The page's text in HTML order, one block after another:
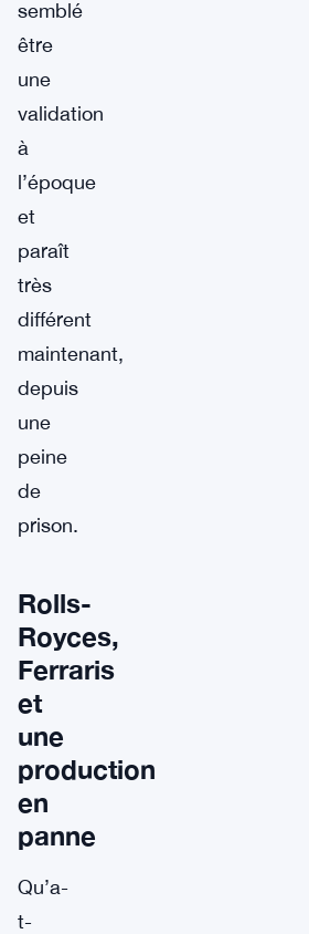
semblé
être
une
validation
à
l’époque
et
paraît
très
différent
maintenant,
depuis
une
peine
de
prison.
Rolls-
Royces,
Ferraris
et
une
production
en
panne
Qu’a-
t-